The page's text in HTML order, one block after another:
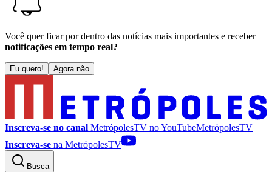
Você quer ficar por dentro das notícias mais importantes e receber
notificações em tempo real?
Eu quero! Agora não
Inscreva-se no canal MetrópolesTV noYouTubeMetrópolesTV
Inscreva-se na MetrópolesTV
Busca